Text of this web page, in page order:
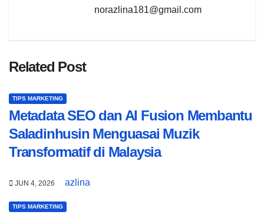
norazlina181@gmail.com
Related Post
TIPS MARKETING
Metadata SEO dan AI Fusion Membantu
Saladinhusin Menguasai Muzik
Transformatif di Malaysia
JUN 4, 2026 azlina
TIPS MARKETING